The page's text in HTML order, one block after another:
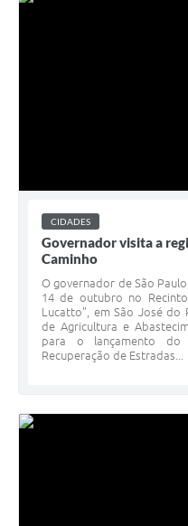
CIDADES
Governador visita a
Caminho
O governador de São
14 de outubro no
Lucatto”, em São José
de Agricultura e
para o lançamento do
Recuperação de Estradas...